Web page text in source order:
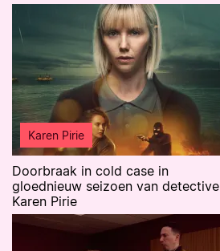
Karen Pirie
Doorbraak in cold case in
gloednieuw seizoen van detective
Karen Pirie